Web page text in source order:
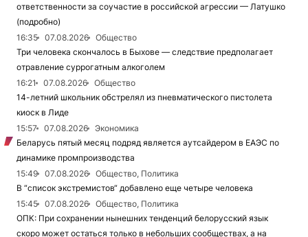
ответственности за соучастие в российской агрессии — Латушко
(подробно)
16:35
07.08.2026
Общество
Три человека скончалось в Быхове — следствие предполагает
отравление суррогатным алкоголем
16:21
07.08.2026
Общество
14-летний школьник обстрелял из пневматического пистолета
киоск в Лиде
15:57
07.08.2026
Экономика
Беларусь пятый месяц подряд является аутсайдером в ЕАЭС по
динамике промпроизводства
15:49
07.08.2026
Общество, Политика
В “список экстремистов“ добавлено еще четыре человека
15:45
07.08.2026
Общество, Политика
ОПК: При сохранении нынешних тенденций белорусский язык
скоро может остаться только в небольших сообществах, а на